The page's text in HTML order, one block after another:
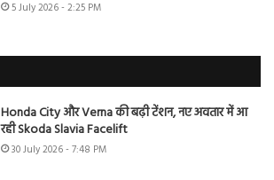
5 July 2026 - 2:25 PM
Honda City और Verna की बढ़ी टेंशन, नए अवतार में आ
रही Skoda Slavia Facelift
30 July 2026 - 7:48 PM